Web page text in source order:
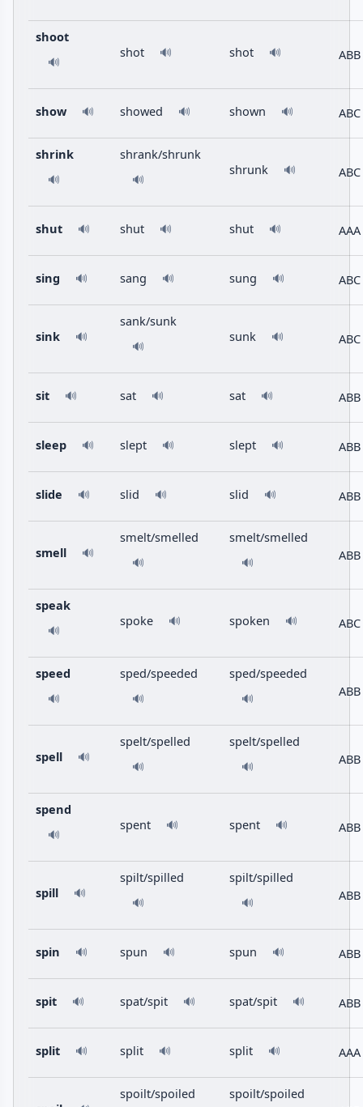
shoot
🔊
shot 🔊 shot 🔊 ABB
show 🔊 showed 🔊 shown 🔊 ABC
shrink
🔊
shrank/shrunk
🔊
shrunk 🔊 ABC
shut 🔊 shut 🔊 shut 🔊 AAA
sing 🔊 sang 🔊 sung 🔊 ABC
sink 🔊
sank/sunk
🔊
sunk 🔊 ABC
sit 🔊 sat 🔊 sat 🔊 ABB
sleep 🔊 slept 🔊 slept 🔊 ABB
slide 🔊 slid 🔊 slid 🔊 ABB
smell 🔊
smelt/smelled
🔊
smelt/smelled
🔊 ABB
speak
🔊
spoke 🔊 spoken 🔊 ABC
speed
🔊
sped/speeded
🔊
sped/speeded
🔊 ABB
spell 🔊
spelt/spelled
🔊
spelt/spelled
🔊 ABB
spend
🔊
spent 🔊 spent 🔊 ABB
spill 🔊
spilt/spilled
🔊
spilt/spilled
🔊 ABB
spin 🔊 spun 🔊 spun 🔊 ABB
spit 🔊 spat/spit 🔊 spat/spit 🔊 ABB
split 🔊 split 🔊 split 🔊 AAA
spoilt/spoiled spoilt/spoiled